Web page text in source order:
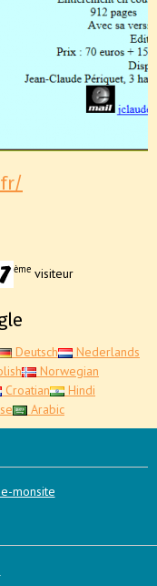
ème visiteur
Deutsch
Nederlands
Norwegian
Croatian
Hindi
Arabic
monsite